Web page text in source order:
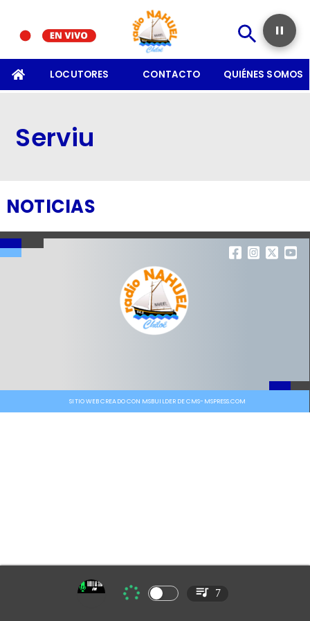
LOCUTORES CONTACTO QUIÉNES SOMOS
Serviu
NOTICIAS
SITIO WEB CREADO CON MSBUILDER DE CMS-MSPRESS.COM
7